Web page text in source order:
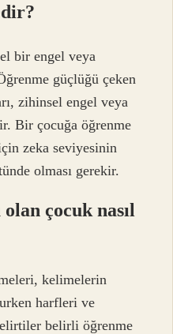
bir engel veya
güçlüğü çeken
zihinsel engel veya
Bir çocuğa öğrenme
zeka seviyesinin
olması gerekir.
çocuk nasıl
kelimelerin
harfleri ve
belirli öğrenme